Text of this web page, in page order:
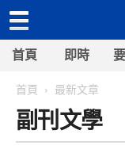
首頁 即時
首頁 最新文章
副刊文學